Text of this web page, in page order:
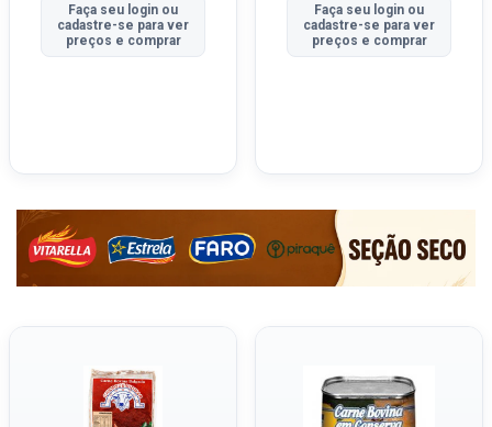
Faça seu login ou
cadastre-se para ver
preços e comprar
Faça seu login ou
cadastre-se para ver
preços e comprar